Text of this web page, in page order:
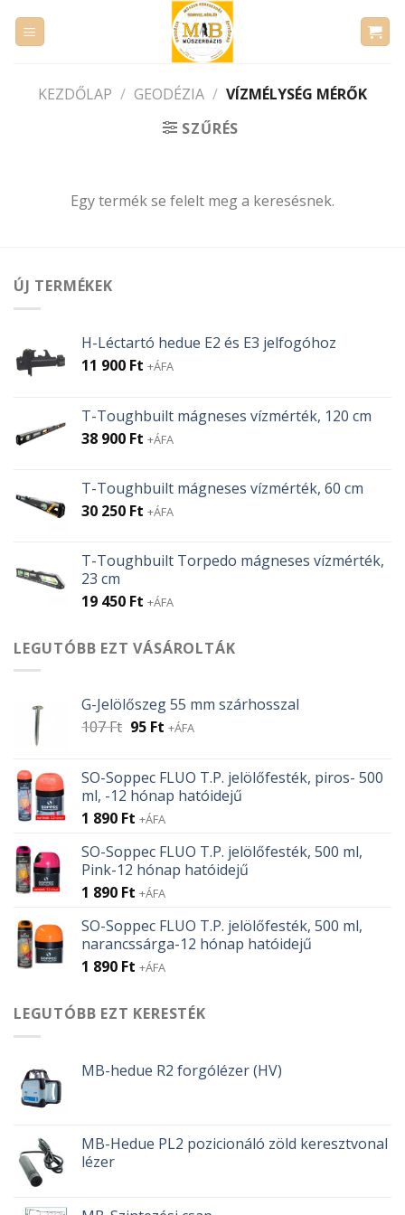
KEZDŐLAP / GEODÉZIA / VÍZMÉLYSÉG MÉRŐK
SZŰRÉS
Egy termék se felelt meg a keresésnek.
ÚJ TERMÉKEK
H-Léctartó hedue E2 és E3 jelfogóhoz
11 900 Ft +ÁFA
T-Toughbuilt mágneses vízmérték, 120 cm
38 900 Ft +ÁFA
T-Toughbuilt mágneses vízmérték, 60 cm
30 250 Ft +ÁFA
T-Toughbuilt Torpedo mágneses vízmérték,
23 cm
19 450 Ft +ÁFA
LEGUTÓBB EZT VÁSÁROLTÁK
G-Jelölőszeg 55 mm szárhosszal
107Ft Original
107 Ft.
95 FtCurrent
95 Ft.
+ÁFA
SO-Soppec FLUO T.P. jelölőfesték, piros- 500
ml, -12 hónap hatóidejű
1 890 Ft +ÁFA
SO-Soppec FLUO T.P. jelölőfesték, 500 ml,
Pink-12 hónap hatóidejű
1 890 Ft +ÁFA
SO-Soppec FLUO T.P. jelölőfesték, 500 ml,
narancssárga-12 hónap hatóidejű
1 890 Ft +ÁFA
LEGUTÓBB EZT KERESTÉK
MB-hedue R2 forgólézer (HV)
MB-Hedue PL2 pozicionáló zöld keresztvonal
lézer